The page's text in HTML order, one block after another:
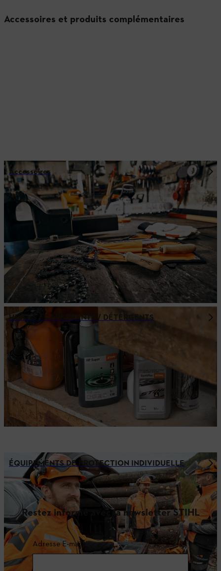
Accessoires et produits complémentaires
Accessoires
HUILES / CARBURANTS / DÉTERGENTS
ÉQUIPEMENTS DE PROTECTION INDIVIDUELLE
Restez informé avec la newsletter STIHL
Adresse E-mail